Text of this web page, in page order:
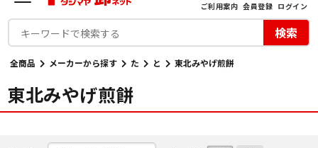
ご利用案内 会員登録 ログイン
検索
全商品 メーカーから探す た と 東北みやげ煎餅
東北みやげ煎餅